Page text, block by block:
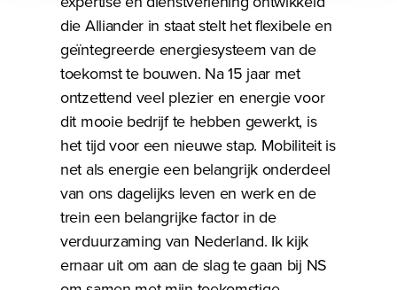
die Alliander in staat stelt het flexibele en
geïntegreerde energiesysteem van de
toekomst te bouwen. Na 15 jaar met
ontzettend veel plezier en energie voor
dit mooie bedrijf te hebben gewerkt, is
het tijd voor een nieuwe stap. Mobiliteit is
net als energie een belangrijk onderdeel
van ons dagelijks leven en werk en de
trein een belangrijke factor in de
verduurzaming van Nederland. Ik kijk
ernaar uit om aan de slag te gaan bij NS